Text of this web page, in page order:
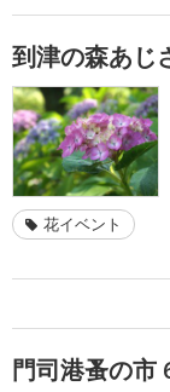
到津の森あじ
花イベント
門司港蚤の市